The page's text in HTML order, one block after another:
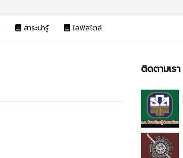
สาระน่ารู้ ไลฟ์สไตล์
ติดตามเรา